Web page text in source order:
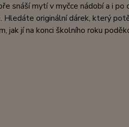
snáší mytí v myčce nádobí a i po
originální dárek, který
jak jí na konci školního roku